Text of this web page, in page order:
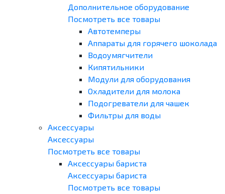
Дополнительное оборудование
Посмотреть все товары
Автотемперы
Аппараты для горячего шоколада
Водоумягчители
Кипятильники
Модули для оборудования
Охладители для молока
Подогреватели для чашек
Фильтры для воды
Аксессуары
Аксессуары
Посмотреть все товары
Аксессуары бариста
Аксессуары бариста
Посмотреть все товары